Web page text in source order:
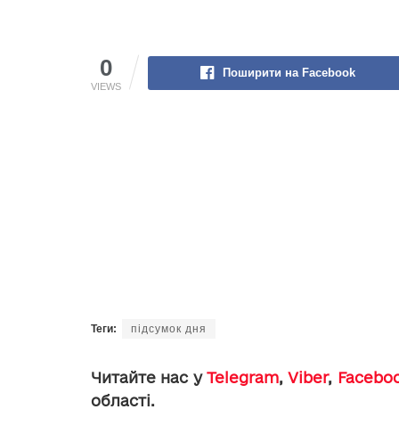
0
VIEWS
Поширити на Facebook
Теги: підсумок дня
Читайте нас уTelegram,Viber,
області.